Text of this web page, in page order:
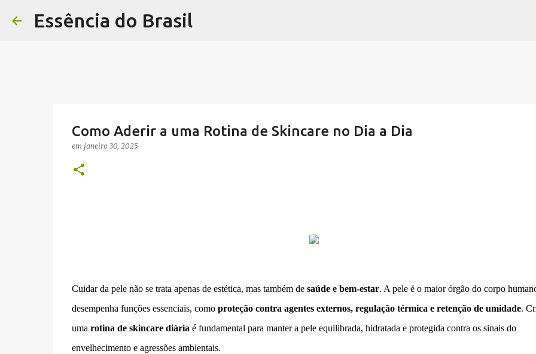
Essência do Brasil
Como Aderir a uma Rotina de Skincare no Dia a Dia
em janeiro 30, 2025
Cuidar da pele não se trata apenas de estética, mas também de saúde e bem-estar. A pele é o maior órgão do corpo
desempenha funções essenciais, como proteção contra agentes externos, regulação térmica e retenção de umidade.
uma rotina de skincare diária é fundamental para manter a pele equilibrada, hidratada e protegida contra os sinais do
envelhecimento e agressões ambientais.